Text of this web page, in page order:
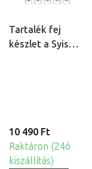
Tartalék fej
készlet a Syis
10 490 Ft
Raktáron (24ó
kiszállítás)